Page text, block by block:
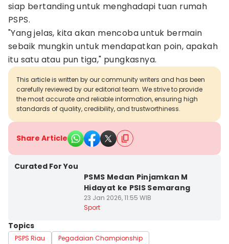
siap bertanding untuk menghadapi tuan rumah
PSPS.
"Yang jelas, kita akan mencoba untuk bermain
sebaik mungkin untuk mendapatkan poin, apakah
itu satu atau pun tiga," pungkasnya.
This article is written by our community writers and has been
carefully reviewed by our editorial team. We strive to provide
the most accurate and reliable information, ensuring high
standards of quality, credibility, and trustworthiness.
Share Article
Curated For You
PSMS Medan Pinjamkan M
Hidayat ke PSIS Semarang
23 Jan 2026, 11:55 WIB
Sport
Topics
PSPS Riau
Pegadaian Championship